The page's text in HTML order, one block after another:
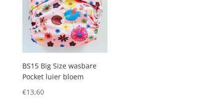
BS15 Big Size wasbare
Pocket luier bloem
€13,60